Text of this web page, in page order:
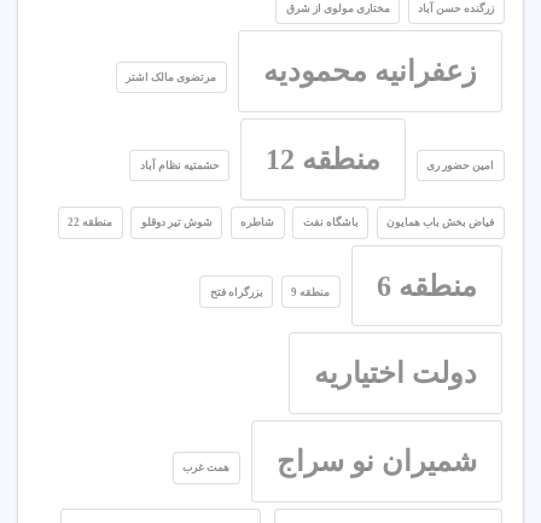
زرگنده حسن آباد مختاری مولوی از شرق
زعفرانیه محمودیه مرتضوی مالک اشتر
امین حضور ری منطقه 12 حشمتیه نظام آباد
فیاض بخش باب همایون باشگاه نفت شاطره شوش تیر دوقلو منطقه 22
منطقه 6 منطقه 9 بزرگراه فتح
دولت اختیاریه
شمیران نو سراج همت غرب